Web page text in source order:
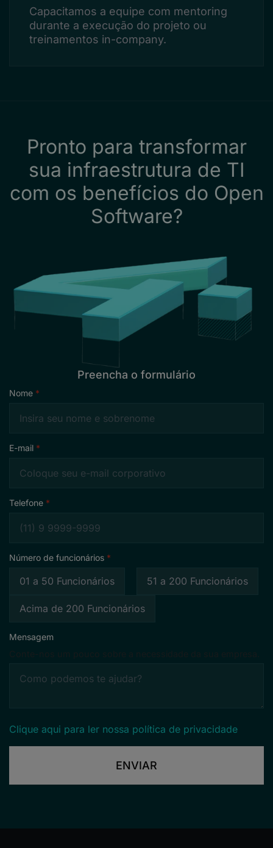
Capacitamos a equipe com mentoring
durante a execução do projeto ou
treinamentos in-company.
Pronto para transformar
sua infraestrutura de TI
com os benefícios do Open
Software?
Preencha o formulário
Nome
E-mail
Telefone
Número de funcionários
01 a 50 Funcionários 51 a 200 Funcionários
Acima de 200 Funcionários
Mensagem
Clique aqui para ler nossa política de privacidade
ENVIAR